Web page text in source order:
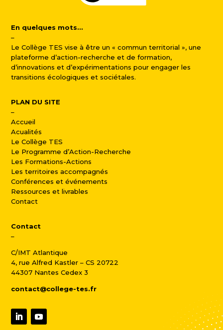
En quelques mots…
–
Le Collège TES vise à être un « commun territorial », une
plateforme d’action-recherche et de formation,
d’innovations et d’expérimentations pour engager les
transitions écologiques et sociétales.
PLAN DU SITE
–
Accueil
Acualités
Le Collège TES
Le Programme d’Action-Recherche
Les Formations-Actions
Les territoires accompagnés
Conférences et événements
Ressources et livrables
Contact
Contact
–
C/IMT Atlantique
4, rue Alfred Kastler – CS 20722
44307 Nantes Cedex 3
contact@college-tes.fr